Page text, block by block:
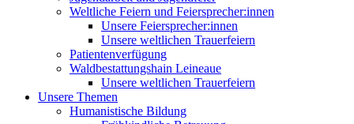
Weltliche Feiern und Feiersprecher:innen
Unsere Feiersprecher:innen
Unsere weltlichen Trauerfeiern
Patientenverfügung
Waldbestattungshain Leineaue
Unsere weltlichen Trauerfeiern
Unsere Themen
Humanistische Bildung